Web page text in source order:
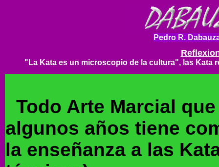
Pedro R.
"La Kata es un microscopio de la cultura", las Kata
Todo Arte Marcial
algunos años tiene
la enseñanza a las